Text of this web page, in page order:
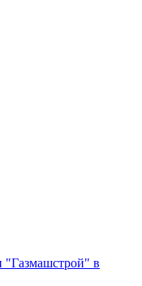
"Газмашстрой" в